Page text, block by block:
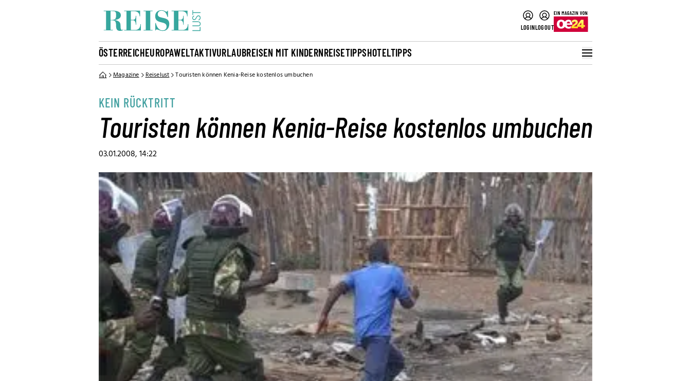
LOGINLOGOUT
ÖSTERREICHEUROPAWELTAKTIVURLAUBREISEN MIT KINDERNREISETIPPSHOTELTIPPS
Magazine Reiselust Touristen können Kenia-Reise kostenlos umbuchen
KEIN RÜCKTRITT
Touristen können Kenia-Reise kostenlos umbuchen
03.01.2008, 14:22